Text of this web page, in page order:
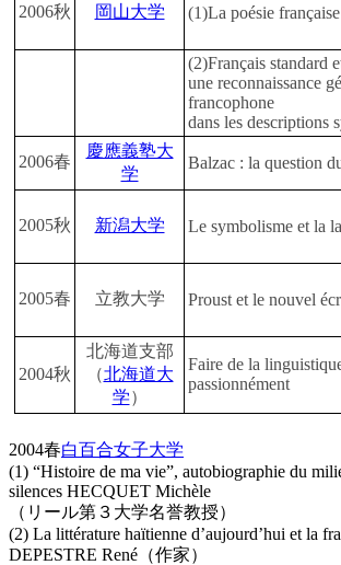
2006秋 岡山大学 (1)La poésie
(2)Français standard
une reconnaissance
francophone
dans les descriptions
2006春
慶應義塾大
学
Balzac : la question
2005秋 新潟大学 Le symbolisme et la
2005春 立教大学 Proust et le nouvel
2004秋
北海道支部
（北海道大
学）
Faire de la
passionnément
2004春白百合女子大学
(1) “Histoire de ma vie”, autobiographie du
silences HECQUET Michèle
（リール第３大学名誉教授）
(2) La littérature haïtienne d’aujourd’hui et la
DEPESTRE René（作家）